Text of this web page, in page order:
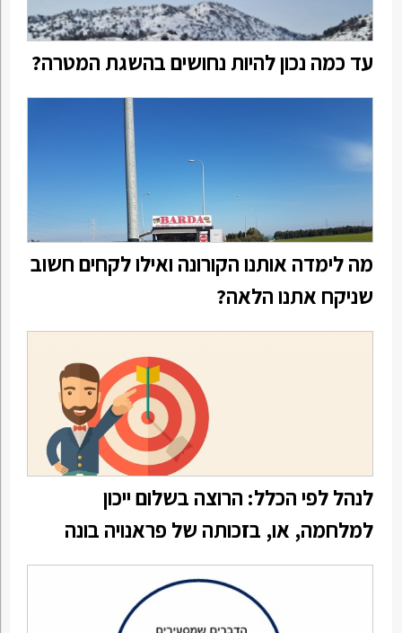
עד כמה נכון להיות נחושים בהשגת המטרה?
מה לימדה אותנו הקורונה ואילו לקחים חשוב
שניקח אתנו הלאה?
לנהל לפי הכלל: הרוצה בשלום ייכון
למלחמה, או, בזכותה של פראנויה בונה